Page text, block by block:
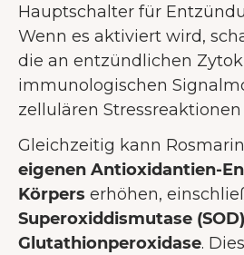
Hauptschalter für
Wenn es aktiviert wird,
die an entzündlichen
immunologischen
zellulären
Gleichzeitig kann
eigenen Antioxidantien-
Körpers erhöhen,
Superoxiddismutase (SOD)
Glutathionperoxidase.